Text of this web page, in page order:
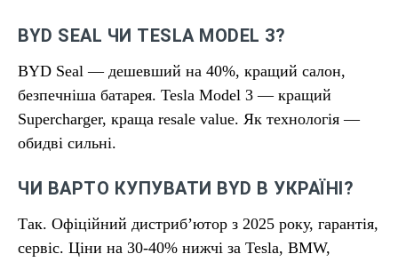
BYD SEAL ЧИ TESLA MODEL 3?
BYD Seal — дешевший на 40%, кращий салон,
безпечніша батарея. Tesla Model 3 — кращий
Supercharger, краща resale value. Як технологія —
обидві сильні.
ЧИ ВАРТО КУПУВАТИ BYD В УКРАЇНІ?
Так. Офіційний дистриб’ютор з 2025 року, гарантія,
сервіс. Ціни на 30-40% нижчі за Tesla, BMW,